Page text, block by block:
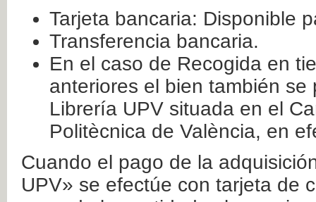
Tarjeta bancaria: Disponible
Transferencia bancaria.
En el caso de Recogida en
anteriores el bien también
Librería UPV situada en el
Politècnica de València, en
Cuando el pago de la
UPV» se efectúe con tarjeta de